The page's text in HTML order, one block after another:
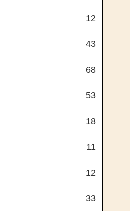
12
43
68
53
18
11
12
33